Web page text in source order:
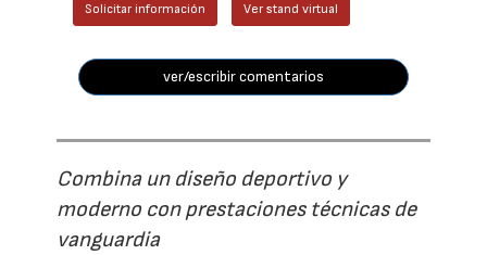
Solicitar información Ver stand virtual
ver/escribir comentarios
Combina un diseño deportivo y
moderno con prestaciones técnicas de
vanguardia